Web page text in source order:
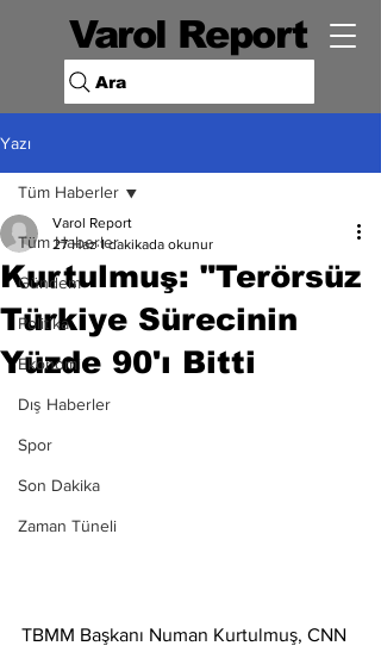
Varol Report
Ara
Yazı
Tüm Haberler
Gündem
Politika
Ekonomi
Dış Haberler
Spor
Son Dakika
Zaman Tüneli
Tüm Haberler
Kurtulmuş: "Terörsüz
Türkiye Sürecinin
Yüzde 90'ı Bitti
Varol Report
27 Haz 1 dakikada okunur
TBMM Başkanı Numan Kurtulmuş, CNN